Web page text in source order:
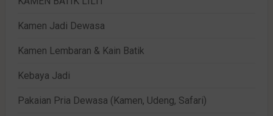
Kamen Jadi Dewasa
Kamen Lembaran & Kain Batik
Kebaya Jadi
Pakaian Pria Dewasa (Kamen, Udeng, Safari)